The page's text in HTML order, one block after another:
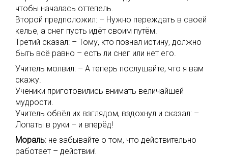
чтобы началась оттепель.
Второй предположил: – Нужно переждать в своей
келье, а снег пусть идёт своим путём.
Третий сказал: – Тому, кто познал истину, должно
быть всё равно – есть ли снег или нет его.
Учитель молвил: – А теперь послушайте, что я вам
скажу.
Ученики приготовились внимать величайшей
мудрости.
Учитель обвёл их взглядом, вздохнул и сказал: –
Лопаты в руки – и вперёд!
Мораль: не забывайте о том, что действительно
работает – действии!